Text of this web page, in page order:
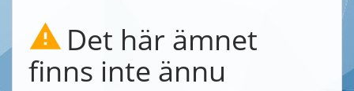
Det här ämnet
finns inte ännu